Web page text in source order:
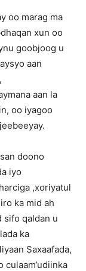
oo marag ma
xun oo
goobjoog u
aan
aan la
oo iyagoo
doono
iyo
,xoriyatul
ka mid ah
sifo qaldan u
ka
Saxaafada,
culaam’udiinka